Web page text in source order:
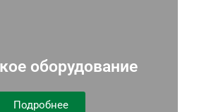
оборудование
Подробнее